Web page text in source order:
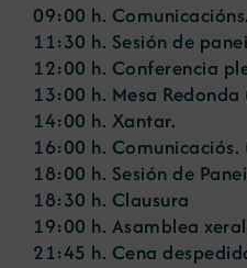
09:00 h.
11:30 h. Sesión de
12:00 h. Conferencia
13:00 h. Mesa
14:00 h. Xantar.
16:00 h. Comunicaciós.
18:00 h. Sesión de
18:30 h. Clausura
19:00 h. Asamblea xeral
21:45 h. Cena